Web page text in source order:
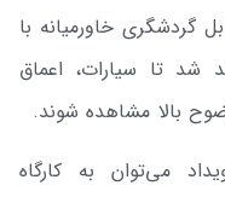
گردشگری خاورمیانه با
خواهد شد تا سیارات، اعماق
بالا مشاهده شوند.
می‌توان به کارگاه